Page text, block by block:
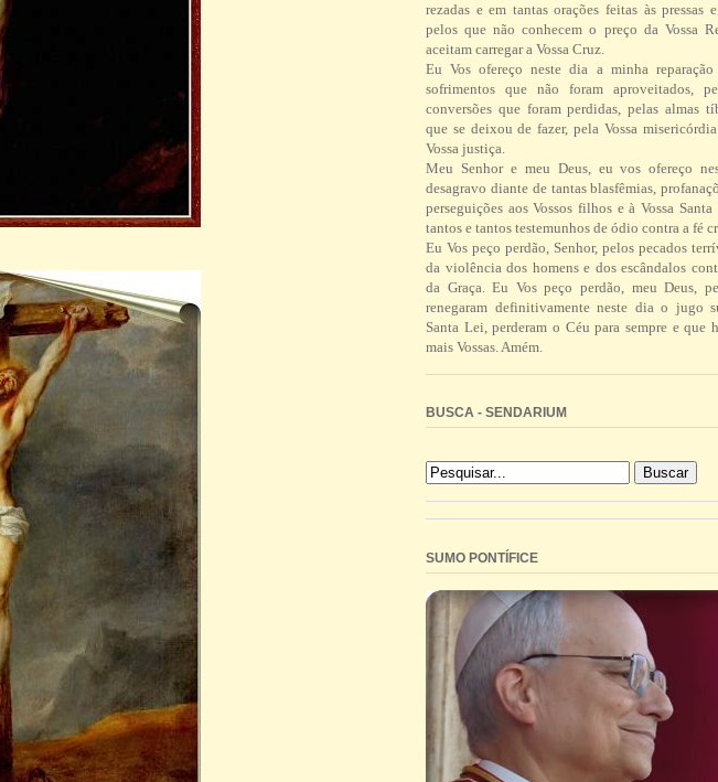
rezadas e em tantas orações feitas às pressas
pelos que não conhecem o preço da Vossa
aceitam carregar a Vossa Cruz.
Eu Vos ofereço neste dia a minha
sofrimentos que não foram aproveitados,
conversões que foram perdidas, pelas almas
que se deixou de fazer, pela Vossa
Vossa justiça.
Meu Senhor e meu Deus, eu vos ofereço
desagravo diante de tantas blasfêmias,
perseguições aos Vossos filhos e à Vossa
tantos e tantos testemunhos de ódio contra a fé
Eu Vos peço perdão, Senhor, pelos pecados
da violência dos homens e dos escândalos
da Graça. Eu Vos peço perdão, meu Deus,
renegaram definitivamente neste dia o jugo
Santa Lei, perderam o Céu para sempre e que
mais Vossas. Amém.
BUSCA - SENDARIUM
SUMO PONTÍFICE